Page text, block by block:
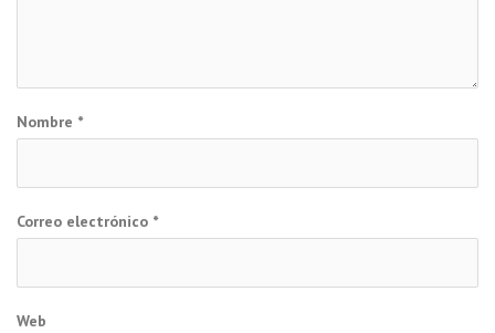
Nombre *
Correo electrónico *
Web